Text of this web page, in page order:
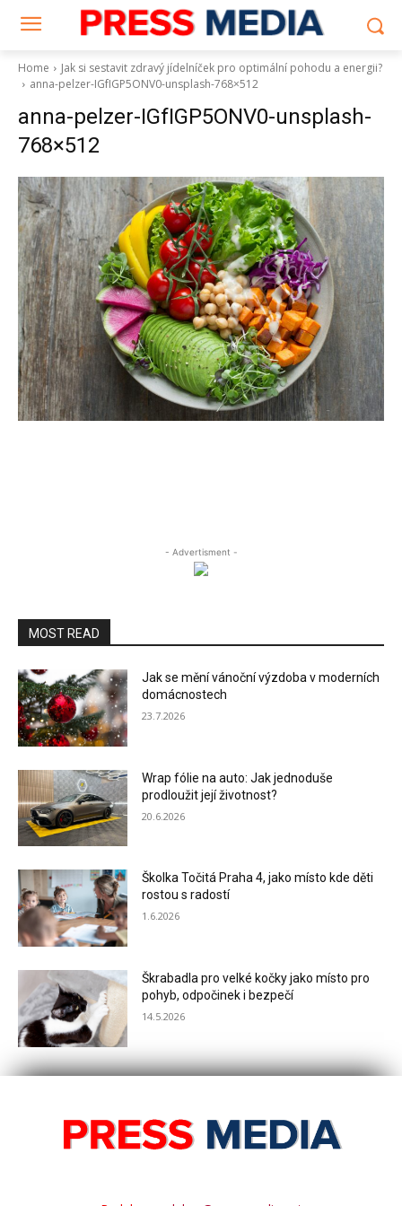
Home
Jak si sestavit zdravý jídelníček pro optimální pohodu a energii?
anna-pelzer-IGfIGP5ONV0-unsplash-768×512
anna-pelzer-IGfIGP5ONV0-unsplash-
768×512
- Advertisment -
MOST READ
Jak se mění vánoční výzdoba v moderních
domácnostech
23.7.2026
Wrap fólie na auto: Jak jednoduše
prodloužit její životnost?
20.6.2026
Školka Točitá Praha 4, jako místo kde děti
rostou s radostí
1.6.2026
Škrabadla pro velké kočky jako místo pro
pohyb, odpočinek i bezpečí
14.5.2026